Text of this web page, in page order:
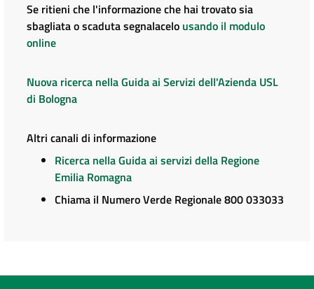
Se ritieni che l'informazione che hai trovato sia
sbagliata o scaduta segnalacelo usando il modulo
online
Nuova ricerca nella Guida ai Servizi dell'Azienda USL
di Bologna
Altri canali di informazione
Ricerca nella Guida ai servizi della Regione
Emilia Romagna
Chiama il Numero Verde Regionale 800 033033